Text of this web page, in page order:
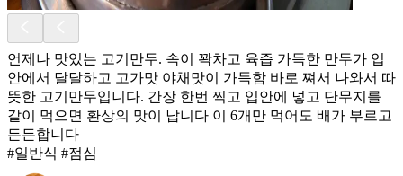
언제나 맛있는 고기만두. 속이 꽉차고 육즙 가득한 만두가 입
안에서 달달하고 고가맛 야채맛이 가득함 바로 쪄서 나와서 따
뜻한 고기만두입니다. 간장 한번 찍고 입안에 넣고 단무지를
같이 먹으면 환상의 맛이 납니다 이 6개만 먹어도 배가 부르고
든든합니다
#일반식 #점심